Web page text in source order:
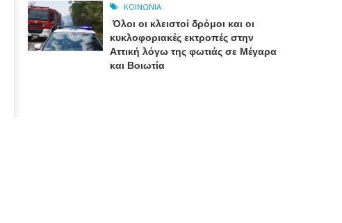
ΚΟΙΝΩΝΊΑ
Όλοι οι κλειστοί δρόμοι και οι
κυκλοφοριακές εκτροπές στην
Αττική λόγω της φωτιάς σε Μέγαρα
και Βοιωτία